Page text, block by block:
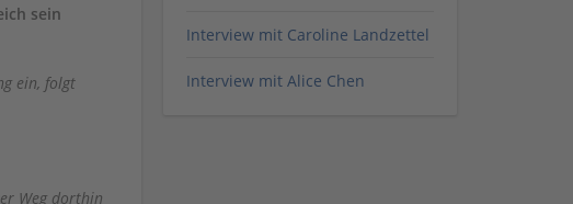
sein
ein, folgt
Weg dorthin
Interview mit Caroline Landzettel
Interview mit Alice Chen